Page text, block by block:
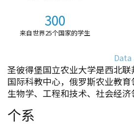
300
来自世界25个国家的学生
Data
圣彼得堡国立农业大学是西北联
国际科教中心，俄罗斯农业教
生物学、工程和技术、社会经济
个系